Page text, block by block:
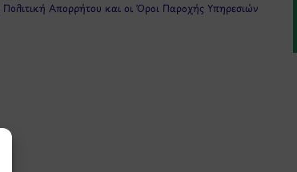
Πολιτική Απορρήτου και οιΌροι Παροχής Υπηρεσιών